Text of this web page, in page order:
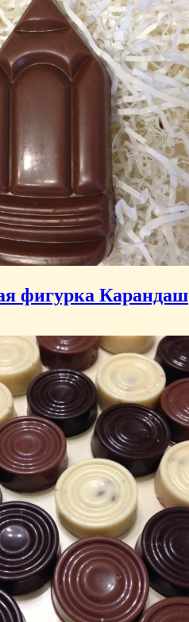
фигурка Карандаш